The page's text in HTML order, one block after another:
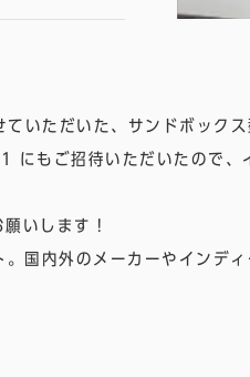
いただいた、サンドボック
にもご招待いただいたので、
いします！
内外のメーカーやインデ